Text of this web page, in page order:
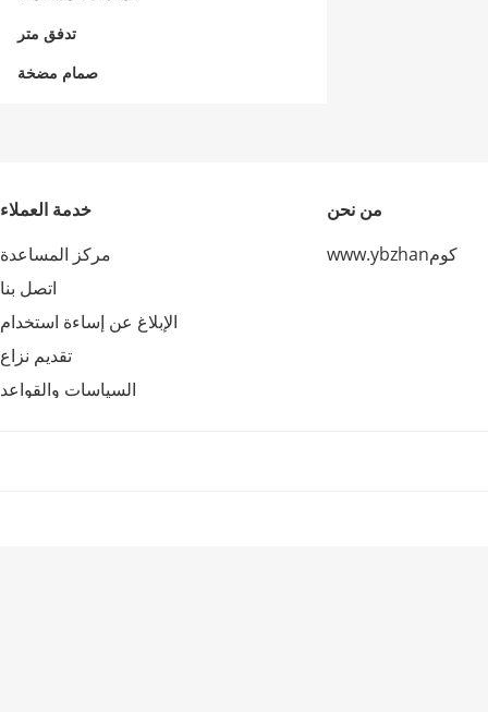
تدفق متر
صمام مضخة
خدمة العملاء
مركز المساعدة
اتصل بنا
الإبلاغ عن إساءة استخدام
تقديم نزاع
السياسات والقواعد
من نحن
www.ybzhanكوم